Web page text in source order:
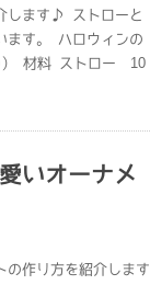
します♪ ストローと
ます。 ハロウィンの
） 材料 ストロー 10
いオーナメ
の作り方を紹介します